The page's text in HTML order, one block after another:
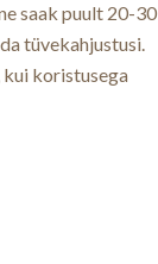
saak puult 20-30
tüvekahjustusi.
kui koristusega